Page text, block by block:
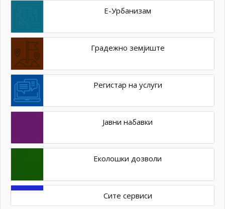
Е-Урбанизам
Градежно земјиште
Регистар на услуги
Јавни набавки
Еколошки дозволи
Сите сервиси